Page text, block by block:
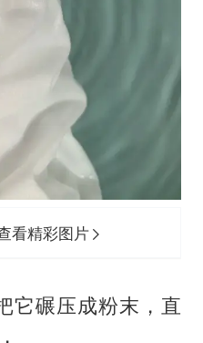
看精彩图片
它碾压成粉末，直